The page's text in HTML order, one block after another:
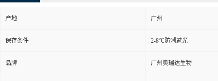
产地 广州
保存条件 2-8℃防潮避光
品牌 广州奥瑞达生物